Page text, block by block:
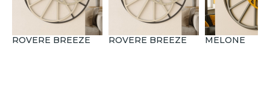
ROVERE BREEZE ROVERE BREEZE MELONE